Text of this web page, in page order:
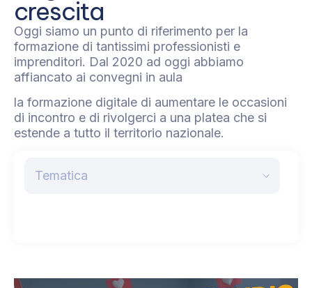
crescita
Oggi siamo un punto di riferimento per la
formazione di tantissimi professionisti e
imprenditori. Dal 2020 ad oggi abbiamo
affiancato ai convegni in aula
la formazione digitale di aumentare le occasioni
di incontro e di rivolgerci a una platea che si
estende a tutto il territorio nazionale.
Tematica